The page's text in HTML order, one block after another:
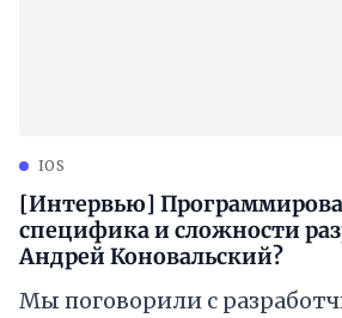
IOS
[Интервью]
специфика и сложности
Андрей Коновальский?
Мы поговорили с